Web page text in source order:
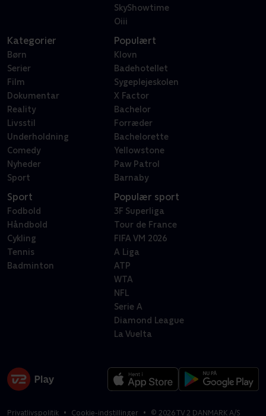
SkyShowtime
Oiii
Kategorier
Børn
Serier
Film
Dokumentar
Reality
Livsstil
Underholdning
Comedy
Nyheder
Sport
Populært
Klovn
Badehotellet
Sygeplejeskolen
X Factor
Bachelor
Forræder
Bachelorette
Yellowstone
Paw Patrol
Barnaby
Sport
Fodbold
Håndbold
Cykling
Tennis
Badminton
Populær sport
3F Superliga
Tour de France
FIFA VM 2026
A Liga
ATP
WTA
NFL
Serie A
Diamond League
La Vuelta
Privatlivspolitik Cookie-indstillinger © 2026TV 2 DANMARK A/S